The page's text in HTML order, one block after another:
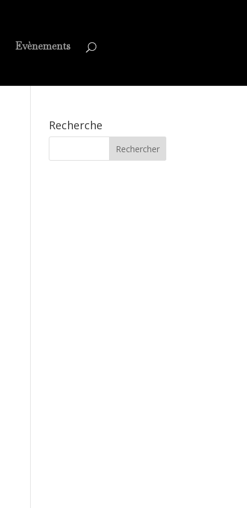
Evènements
Recherche